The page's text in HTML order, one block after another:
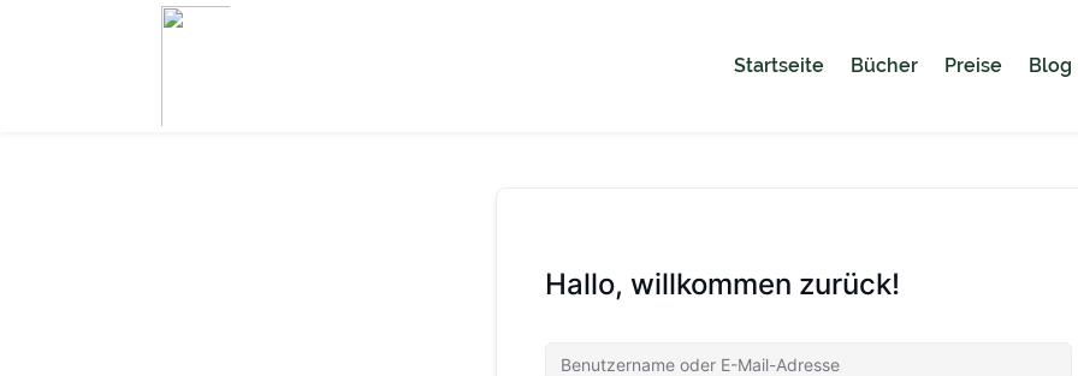
Startseite Bücher Preise Blog
Hallo, willkommen zurück!